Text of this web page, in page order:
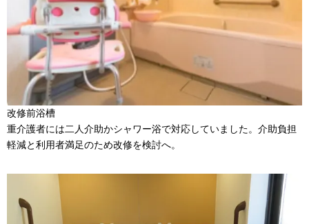
改修前浴槽
重介護者には二人介助かシャワー浴で対応していました。介助負担
軽減と利用者満足のため改修を検討へ。